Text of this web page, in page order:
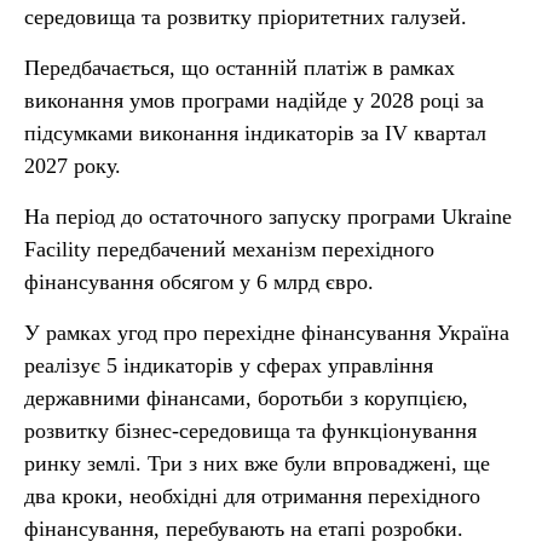
середовища та розвитку пріоритетних галузей.
Передбачається, що останній платіж в рамках
виконання умов програми надійде у 2028 році за
підсумками виконання індикаторів за IV квартал
2027 року.
На період до остаточного запуску програми Ukraine
Facility передбачений механізм перехідного
фінансування обсягом у 6 млрд євро.
У рамках угод про перехідне фінансування Україна
реалізує 5 індикаторів у сферах управління
державними фінансами, боротьби з корупцією,
розвитку бізнес-середовища та функціонування
ринку землі. Три з них вже були впроваджені, ще
два кроки, необхідні для отримання перехідного
фінансування, перебувають на етапі розробки.